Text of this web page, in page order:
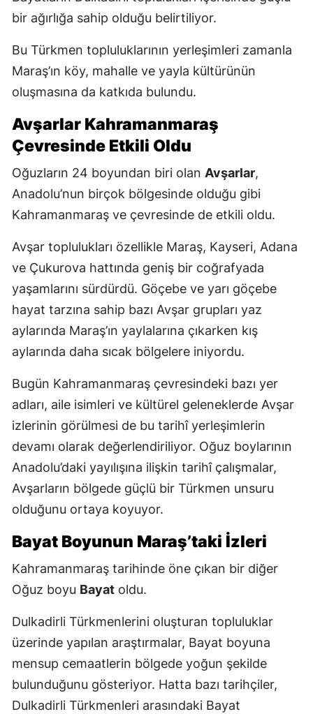
bir ağırlığa sahip olduğu belirtiliyor.
Bu Türkmen topluluklarının yerleşimleri zamanla
Maraş’ın köy, mahalle ve yayla kültürünün
oluşmasına da katkıda bulundu.
Avşarlar Kahramanmaraş
Çevresinde Etkili Oldu
Oğuzların 24 boyundan biri olan Avşarlar,
Anadolu’nun birçok bölgesinde olduğu gibi
Kahramanmaraş ve çevresinde de etkili oldu.
Avşar toplulukları özellikle Maraş, Kayseri, Adana
ve Çukurova hattında geniş bir coğrafyada
yaşamlarını sürdürdü. Göçebe ve yarı göçebe
hayat tarzına sahip bazı Avşar grupları yaz
aylarında Maraş’ın yaylalarına çıkarken kış
aylarında daha sıcak bölgelere iniyordu.
Bugün Kahramanmaraş çevresindeki bazı yer
adları, aile isimleri ve kültürel geleneklerde Avşar
izlerinin görülmesi de bu tarihî yerleşimlerin
devamı olarak değerlendiriliyor. Oğuz boylarının
Anadolu’daki yayılışına ilişkin tarihî çalışmalar,
Avşarların bölgede güçlü bir Türkmen unsuru
olduğunu ortaya koyuyor.
Bayat Boyunun Maraş’taki İzleri
Kahramanmaraş tarihinde öne çıkan bir diğer
Oğuz boyu Bayat oldu.
Dulkadirli Türkmenlerini oluşturan topluluklar
üzerinde yapılan araştırmalar, Bayat boyuna
mensup cemaatlerin bölgede yoğun şekilde
bulunduğunu gösteriyor. Hatta bazı tarihçiler,
Dulkadirli Türkmenleri arasındaki Bayat